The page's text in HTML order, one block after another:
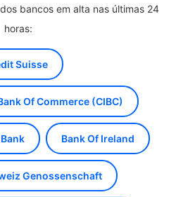
bancos em alta nas últimas 24
horas:
Suisse
Of Commerce (CIBC)
Bank Of Ireland
Genossenschaft